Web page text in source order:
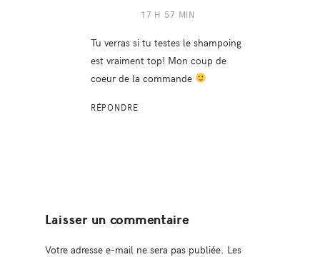
17 H 57 MIN
Tu verras si tu testes le shampoing
est vraiment top! Mon coup de
coeur de la commande
RÉPONDRE
Laisser un commentaire
Votre adresse e-mail ne sera pas publiée. Les